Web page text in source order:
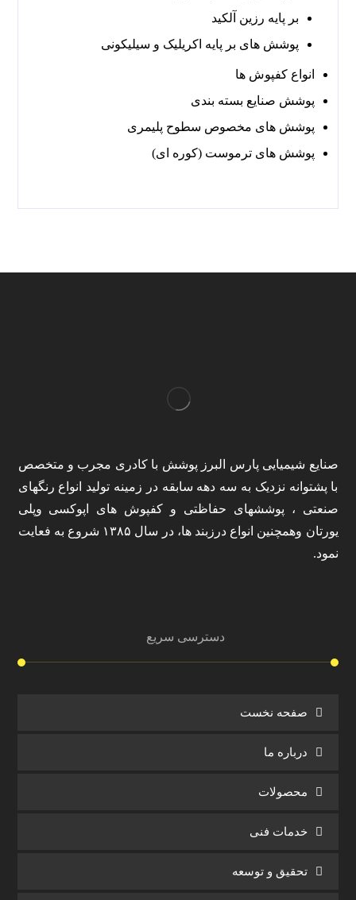
بر پایه رزین آلکید
پوشش های بر پایه اکریلیک و سیلیکونی
انواع کفپوش ها
پوشش صنایع بسته بندی
پوشش های مخصوص سطوح پلیمری
پوشش های ترموست (کوره ای)
صنایع شیمیایی پارس البرز پوشش با کادری مجرب و متخصص
با پشتوانه نزدیک به سه دهه سابقه در زمینه تولید انواع رنگهای
صنعتی ، پوششهای حفاظتی و کفپوش های اپوکسی وپلی
یورتان وهمچنین انواع درزبند ها، در سال ۱۳۸۵ شروع به فعایت
نمود.
دسترسی سریع
صفحه نخست
درباره ما
محصولات
خدمات فنی
تحقیق و توسعه